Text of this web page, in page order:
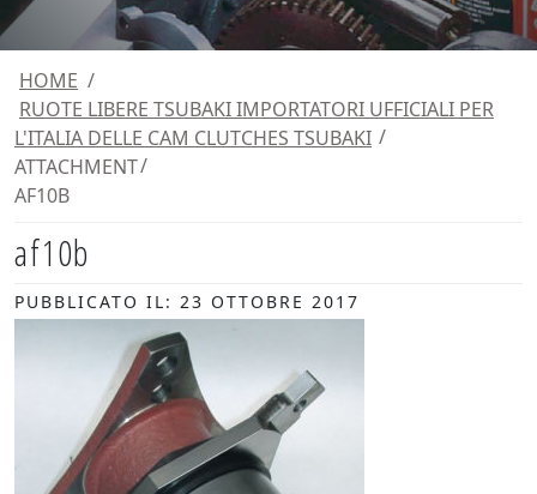
HOME /
RUOTE LIBERE TSUBAKI IMPORTATORI UFFICIALI PER
L'ITALIA DELLE CAM CLUTCHES TSUBAKI
ATTACHMENT
AF10B
af10b
PUBBLICATO IL: 23 OTTOBRE 2017